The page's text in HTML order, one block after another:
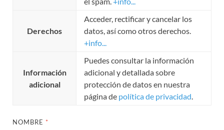
Derechos
Acceder, rectificar y cancelar los
datos, así como otros derechos.
+info...
Información
adicional
Puedes consultar la información
adicional y detallada sobre
protección de datos en nuestra
página de política de privacidad.
NOMBRE *